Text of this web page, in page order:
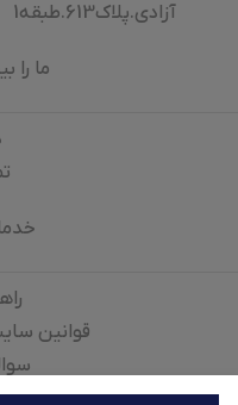
آزادی.پلاک613.طبقه1
ما را
قوانین